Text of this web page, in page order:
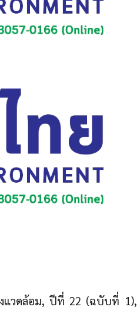
สิ่งแวดล้อม, ปีที่ 22 (ฉบับที่ 1),